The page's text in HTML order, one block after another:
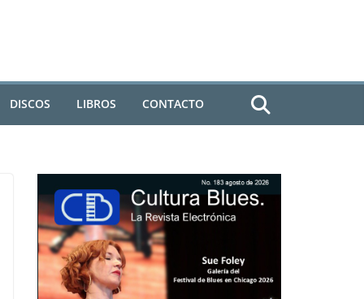
DISCOS LIBROS CONTACTO